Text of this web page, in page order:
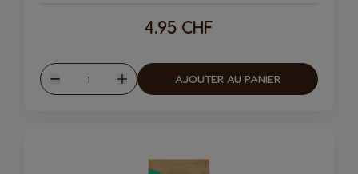
4.95 CHF
Diminuer
Quantité
Augmenter
AJOUTER AU PANIER